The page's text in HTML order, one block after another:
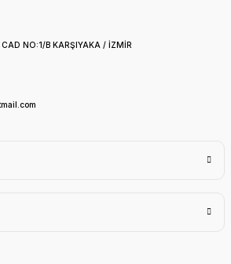
NO:1/B KARŞIYAKA / İZMİR